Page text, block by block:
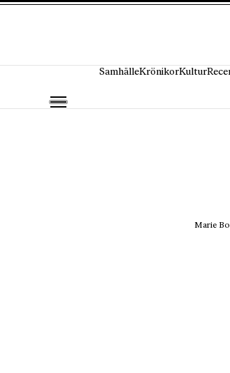
SamhälleKrönikorKultur
Marie